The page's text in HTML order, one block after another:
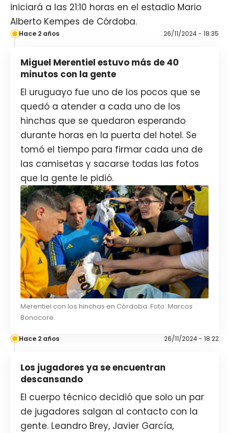
iniciará a las 21:10 horas en el estadio Mario
Alberto Kempes de Córdoba.
Hace 2 años 26/11/2024 - 18:35
Miguel Merentiel estuvo más de 40
minutos con la gente
El uruguayo fue uno de los pocos que se
quedó a atender a cada uno de los
hinchas que se quedaron esperando
durante horas en la puerta del hotel. Se
tomó el tiempo para firmar cada una de
las camisetas y sacarse todas las fotos
que la gente le pidió.
Merentiel con los hinchas en Córdoba. Foto: Marcos
Bonocore.
Hace 2 años 26/11/2024 - 18:22
Los jugadores ya se encuentran
descansando
El cuerpo técnico decidió que solo un par
de jugadores salgan al contacto con la
gente. Leandro Brey, Javier García,